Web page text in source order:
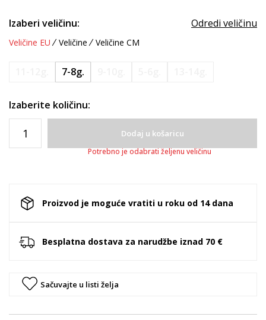
Izaberi veličinu: Odredi veličinu
Veličine EU Veličine Veličine CM
7-8g.
Izaberite količinu:
Dodaj u košaricu
Potrebno je odabrati željenu veličinu
Proizvod je moguće vratiti u roku od 14 dana
Besplatna dostava za narudžbe iznad 70 €
Sačuvajte u listi želja